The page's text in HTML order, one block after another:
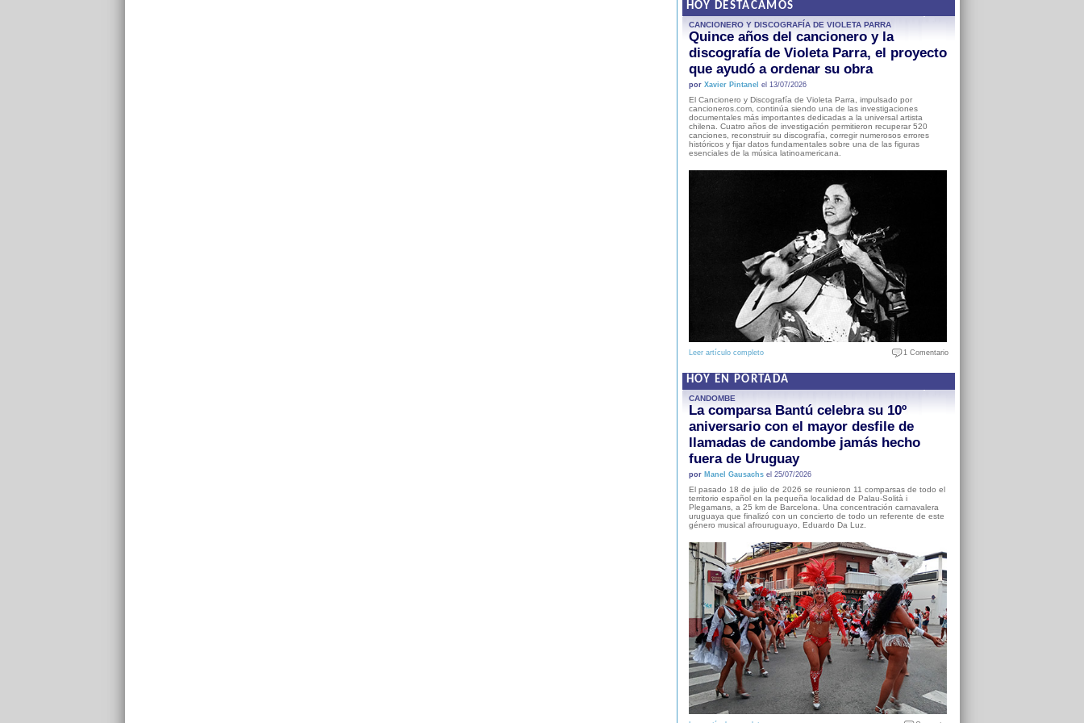
HOY DESTACAMOS
CANCIONERO Y DISCOGRAFÍA DE VIOLETA PARRA
Quince años del cancionero y la
discografía de Violeta Parra, el proyecto
que ayudó a ordenar su obra
por Xavier Pintanel el 13/07/2026
El Cancionero y Discografía de Violeta Parra, impulsado por
cancioneros.com, continúa siendo una de las investigaciones
documentales más importantes dedicadas a la universal artista
chilena. Cuatro años de investigación permitieron recuperar 520
canciones, reconstruir su discografía, corregir numerosos errores
históricos y fijar datos fundamentales sobre una de las figuras
esenciales de la música latinoamericana.
Leer artículo completo 1 Comentario
HOY EN PORTADA
CANDOMBE
La comparsa Bantú celebra su 10º
aniversario con el mayor desfile de
llamadas de candombe jamás hecho
fuera de Uruguay
por Manel Gausachsel 25/07/2026
El pasado 18 de julio de 2026 se reunieron 11 comparsas de todo el
territorio español en la pequeña localidad de Palau-Solità i
Plegamans, a 25 km de Barcelona. Una concentración carnavalera
uruguaya que finalizó con un concierto de todo un referente de este
género musical afrouruguayo, Eduardo Da Luz.